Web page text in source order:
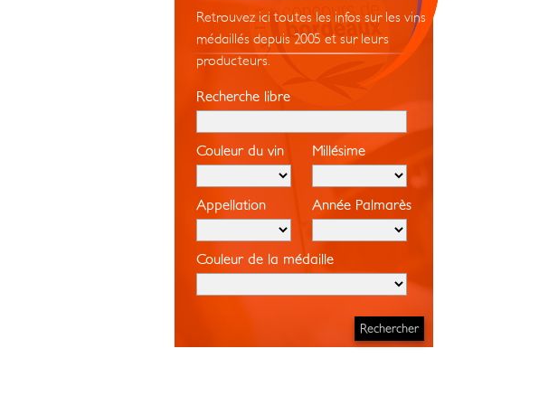
Retrouvez ici toutes les infos sur les vins
médaillés depuis 2005 et sur leurs
producteurs.
Recherche libre
Couleur du vin Millésime
Appellation Année Palmarès
Couleur de la médaille